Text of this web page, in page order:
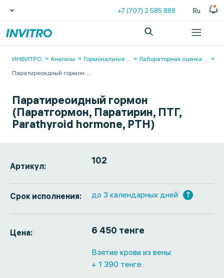
+7 (707) 2 585 888 Ru
ИНВИТРО Анализы Гормональные ... Лабораторная оценка ...
Паратиреоидный гормон ...
Паратиреоидный гормон
(Паратгормон, Паратирин, ПТГ,
Parathyroid hormone, PTH)
Артикул: 102
Срок исполнения: до 3 календарных дней ?
Цена: 6 450 тенге
Взятие крови из вены:
+ 1 390 тенге